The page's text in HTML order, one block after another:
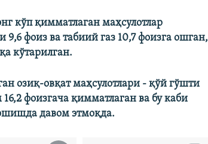
кўп қимматлаган маҳсулотлар
9,6 фоиз ва табиий гaз 10,7 фоизга ошган,
кўтарилган.
озиқ-овқат маҳсулотлари - қўй гўшти
фоизгача қимматлаган ва бу каби
давом этмоқда.